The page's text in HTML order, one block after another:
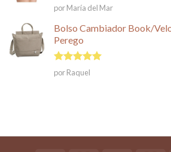
Valorado
en
5
por María del Mar
Bolso Cambiador Book/
Perego
Valorado en
5
de 5
por Raquel